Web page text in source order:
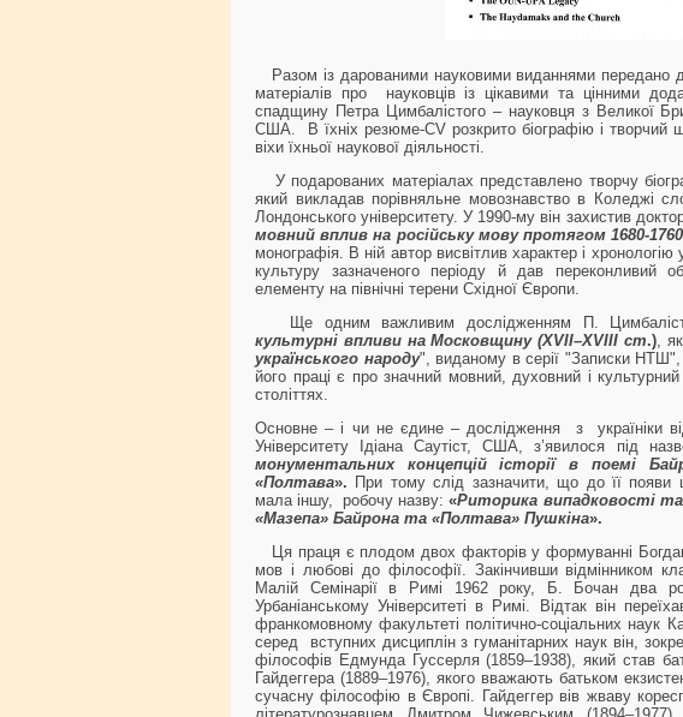
Разом із дарованими науковими виданнями передано
матеріалів про науковців із цікавими та цінними
спадщину Петра Цимбалістого – науковця з Великої
США. В їхніх резюме-CV розкрито біографію і творчий
віхи їхньої наукової діяльності.
У подарованих матеріалах представлено творчу
який викладав порівняльне мовознавство в Коледжі
Лондонського університету. У 1990-му він захистив
мовний вплив на російську мову протягом 1680-1760
монографія. В ній автор висвітлив характер і
культуру зазначеного періоду й дав переконливий
елементу на північні терени Східної Європи.
Ще одним важливим дослідженням П.
культурні впливи на Московщину (XVII–XVIII ст.),
українського народу", виданому в серії "Записки
його праці є про значний мовний, духовний і
століттях.
Основне – і чи не єдине – дослідження з україніки
Університету Ідіана Саутіст, США, з’явилося під
монументальних концепцій історії в поемі
«Полтава». При тому слід зазначити, що до її появи
мала іншу, робочу назву:«Риторика випадковості
«Мазепа» Байрона та «Полтава» Пушкіна».
Ця праця є плодом двох факторів у формуванні
мов і любові до філософії. Закінчивши відмінником
Малій Семінарії в Римі 1962 року, Б. Бочан два
Урбаніанському Університеті в Римі. Відтак він
франкомовному факультеті політичнo-соціальних наук
серед вступних дисциплін з гуманітарних наук він,
філософів Едмунда Гуссерля (1859–1938), який став
Гайдеггера (1889–1976), якого вважають батьком
сучасну філософію в Європі. Гайдеггер вів жваву